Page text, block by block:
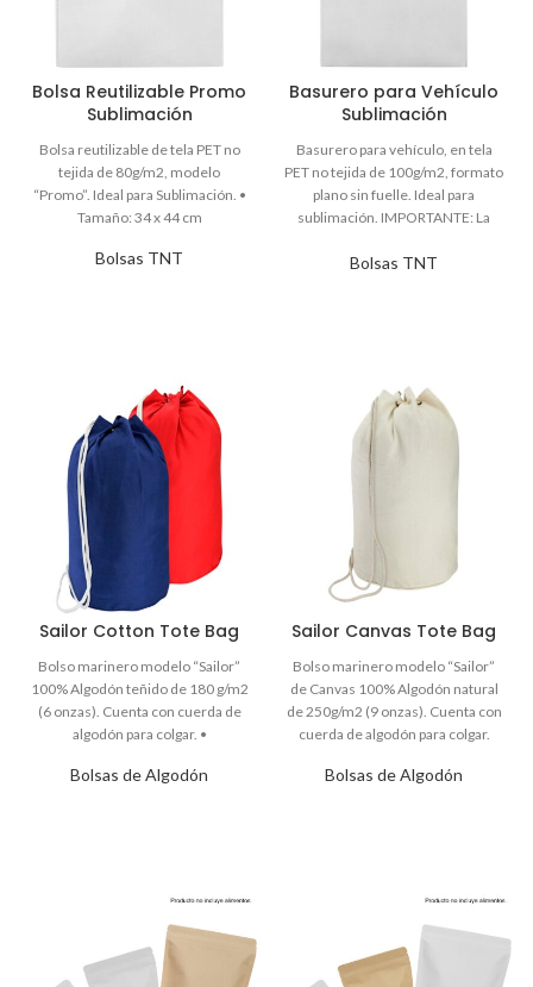
Bolsa Reutilizable Promo
Sublimación
Bolsas TNT
Basurero para Vehículo
Sublimación
Bolsas TNT
Sailor Cotton Tote Bag
Bolsas de Algodón
Sailor Canvas Tote Bag
Bolsas de Algodón